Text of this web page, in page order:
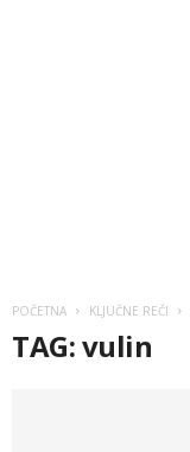
POČETNA KLJUČNE REČI
TAG: vulin